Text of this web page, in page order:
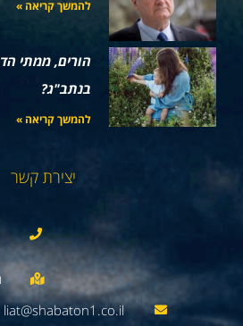
להמשך קריאה »
הורים, ממתי
בנתב"ג?
להמשך קריאה »
יצירת קשר